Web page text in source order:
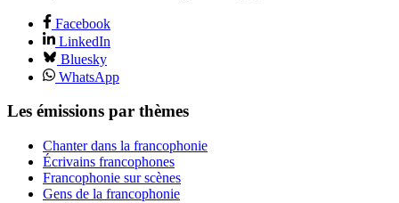
Facebook
LinkedIn
Bluesky
WhatsApp
Les émissions par thèmes
Chanter dans la francophonie
Écrivains francophones
Francophonie sur scènes
Gens de la francophonie